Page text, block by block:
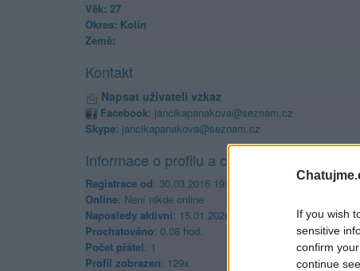
If you wish
sensitive
confirm
continue
Věk: 27
Okres: Kolín
Země:
Kontakt
Napsat uživateli vzkaz
Facebook: jancikapanakova@seznam.cz
Skype: jancikapanakova@seznam.cz
Informace o profilu a chatu
Registrace od: 30.03.2016 19:41
Online: Není nikde online
Naposledy aktivní: 15.01.2026 23:19
Prochatováno: 0.08 hod.
Počet přátel: 1
Profil zobrazen: 129x